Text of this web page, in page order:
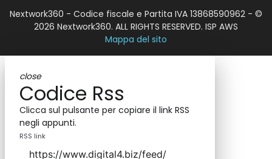
Nextwork360 - Codice fiscale e Partita IVA 13868590962 - ©
2026 Nextwork360. ALL RIGHTS RESERVED. ISP AWS
Mappa del sito
close
Codice Rss
Clicca sul pulsante per copiare il link RSS
negli appunti.
RSS link